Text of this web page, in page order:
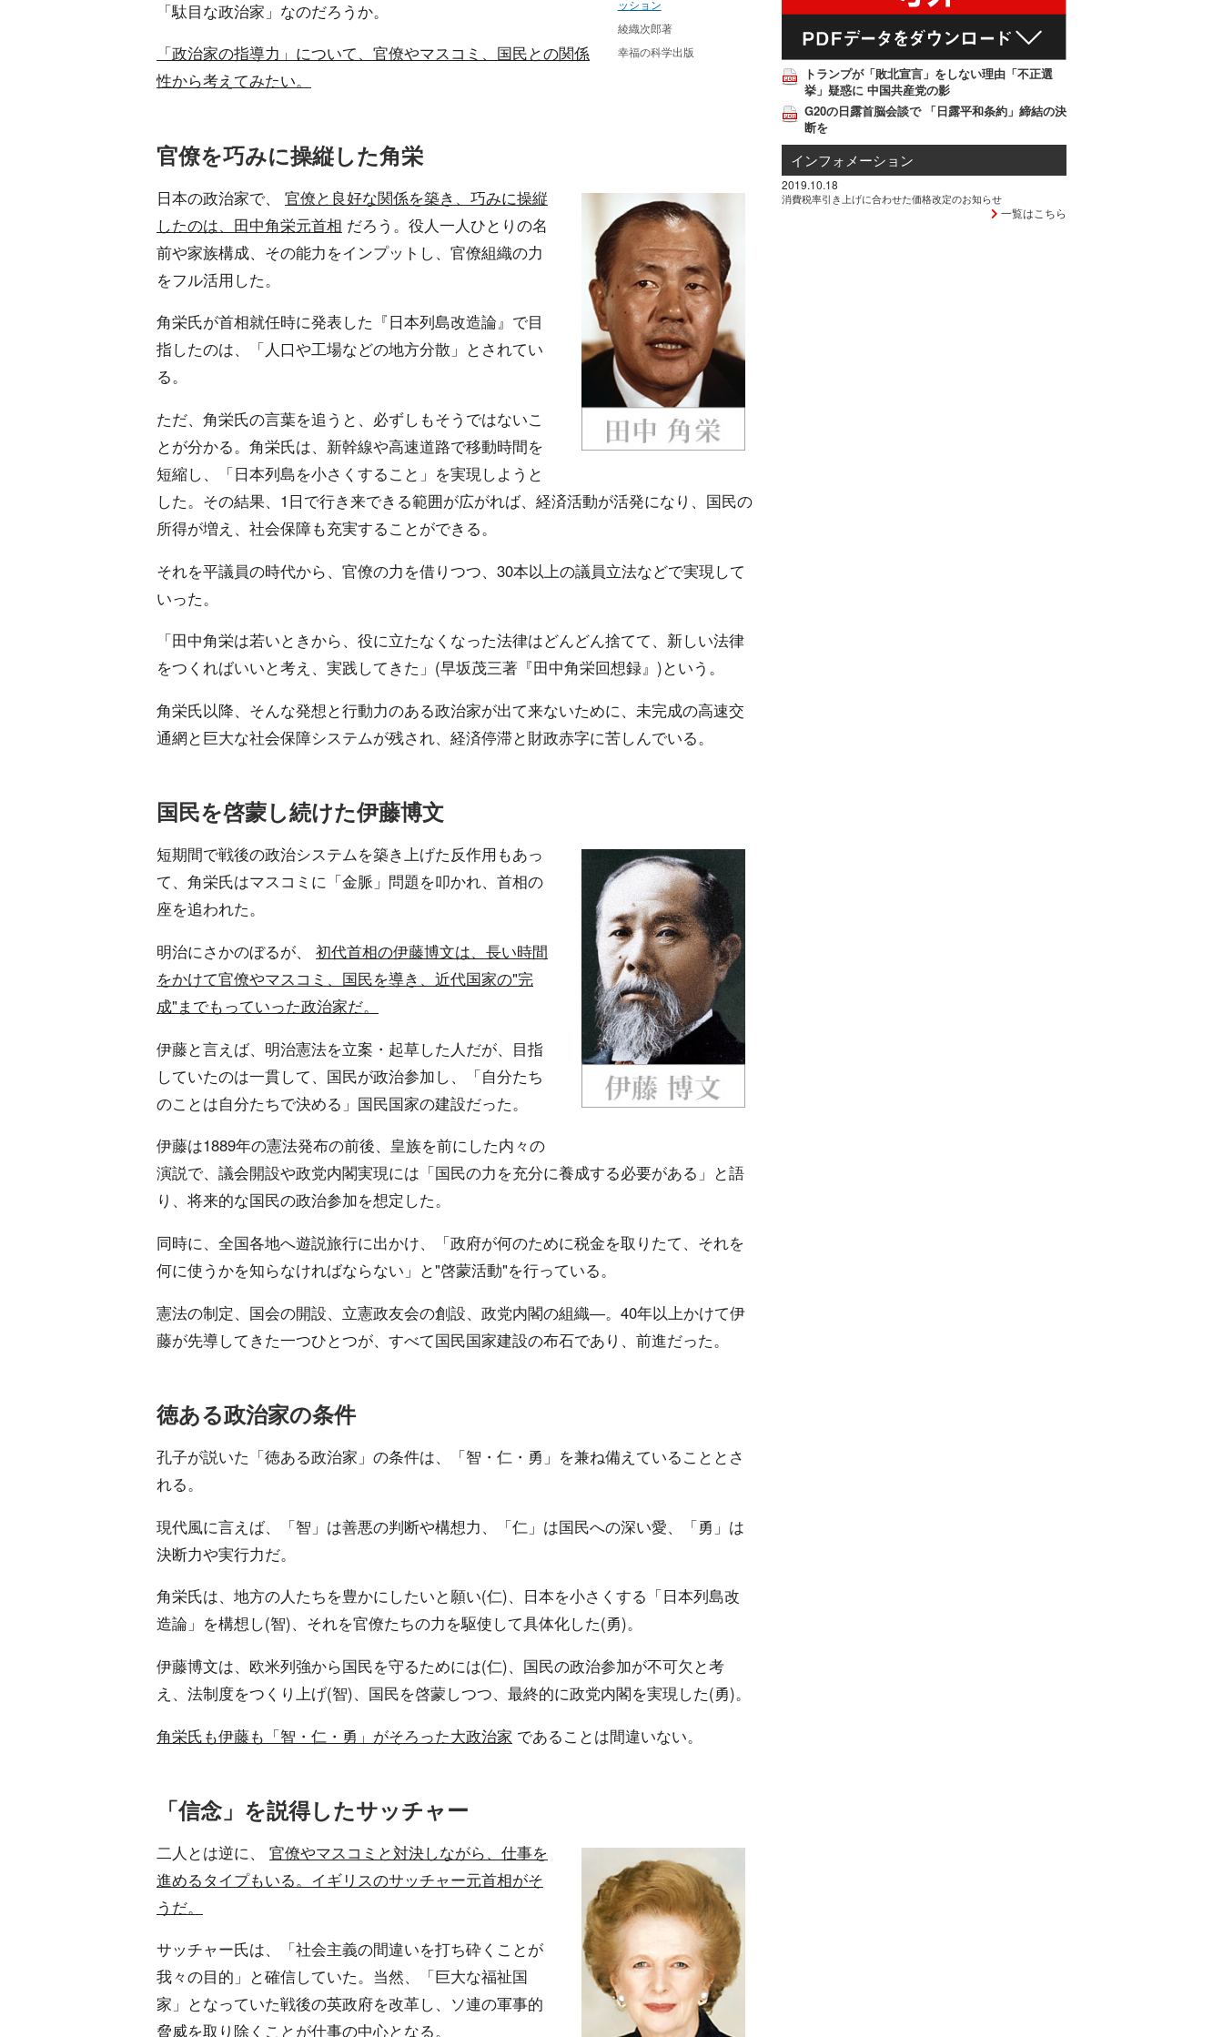
ッション
綾織次郎著
幸福の科学出版
「駄目な政治家」なのだろうか。
「政治家の指導力」について、官僚やマスコミ、国民との関係
性から考えてみたい。
官僚を巧みに操縦した角栄
日本の政治家で、 官僚と良好な関係を築き、巧みに操縦
したのは、田中角栄元首相 だろう。役人一人ひとりの名
前や家族構成、その能力をインプットし、官僚組織の力
をフル活用した。
角栄氏が首相就任時に発表した『日本列島改造論』で目
指したのは、「人口や工場などの地方分散」とされてい
る。
ただ、角栄氏の言葉を追うと、必ずしもそうではないこ
とが分かる。角栄氏は、新幹線や高速道路で移動時間を
短縮し、「日本列島を小さくすること」を実現しようと
した。その結果、1日で行き来できる範囲が広がれば、経済活動が活発になり、国民の
所得が増え、社会保障も充実することができる。
それを平議員の時代から、官僚の力を借りつつ、30本以上の議員立法などで実現して
いった。
「田中角栄は若いときから、役に立たなくなった法律はどんどん捨てて、新しい法律
をつくればいいと考え、実践してきた」(早坂茂三著『田中角栄回想録』)という。
角栄氏以降、そんな発想と行動力のある政治家が出て来ないために、未完成の高速交
通網と巨大な社会保障システムが残され、経済停滞と財政赤字に苦しんでいる。
国民を啓蒙し続けた伊藤博文
短期間で戦後の政治システムを築き上げた反作用もあっ
て、角栄氏はマスコミに「金脈」問題を叩かれ、首相の
座を追われた。
明治にさかのぼるが、 初代首相の伊藤博文は、長い時間
をかけて官僚やマスコミ、国民を導き、近代国家の"完
成"までもっていった政治家だ。
伊藤と言えば、明治憲法を立案・起草した人だが、目指
していたのは一貫して、国民が政治参加し、「自分たち
のことは自分たちで決める」国民国家の建設だった。
伊藤は1889年の憲法発布の前後、皇族を前にした内々の
演説で、議会開設や政党内閣実現には「国民の力を充分に養成する必要がある」と語
り、将来的な国民の政治参加を想定した。
同時に、全国各地へ遊説旅行に出かけ、「政府が何のために税金を取りたて、それを
何に使うかを知らなければならない」と"啓蒙活動"を行っている。
憲法の制定、国会の開設、立憲政友会の創設、政党内閣の組織―。40年以上かけて伊
藤が先導してきた一つひとつが、すべて国民国家建設の布石であり、前進だった。
徳ある政治家の条件
孔子が説いた「徳ある政治家」の条件は、「智・仁・勇」を兼ね備えていることとさ
れる。
現代風に言えば、「智」は善悪の判断や構想力、「仁」は国民への深い愛、「勇」は
決断力や実行力だ。
角栄氏は、地方の人たちを豊かにしたいと願い(仁)、日本を小さくする「日本列島改
造論」を構想し(智)、それを官僚たちの力を駆使して具体化した(勇)。
伊藤博文は、欧米列強から国民を守るためには(仁)、国民の政治参加が不可欠と考
え、法制度をつくり上げ(智)、国民を啓蒙しつつ、最終的に政党内閣を実現した(勇)。
角栄氏も伊藤も「智・仁・勇」がそろった大政治家 であることは間違いない。
「信念」を説得したサッチャー
二人とは逆に、 官僚やマスコミと対決しながら、仕事を
進めるタイプもいる。イギリスのサッチャー元首相がそ
うだ。
サッチャー氏は、「社会主義の間違いを打ち砕くことが
我々の目的」と確信していた。当然、「巨大な福祉国
家」となっていた戦後の英政府を改革し、ソ連の軍事的
脅威を取り除くことが仕事の中心となる。
トランプが「敗北宣言」をしない理由「不正選
挙」疑惑に 中国共産党の影
G20の日露首脳会談で 「日露平和条約」締結の決
断を
インフォメーション
2019.10.18
消費税率引き上げに合わせた価格改定のお知らせ
一覧はこちら